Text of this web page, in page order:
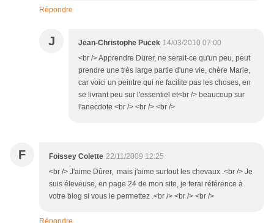
Répondre
J Jean-Christophe Pucek 14/03/2010 07:00
<br /> Apprendre Dürer, ne serait-ce qu'un peu, peut
prendre une très large partie d'une vie, chère Marie,
car voici un peintre qui ne facilite pas les choses, en
se livrant peu sur l'essentiel et<br /> beaucoup sur
l'anecdote <br /> <br /> <br />
F Foissey Colette 22/11/2009 12:25
<br /> J'aime Dûrer, mais j'aime surtout les chevaux .<br /> Je
suis éleveuse, en page 24 de mon site, je ferai référence à
votre blog si vous le permettez .<br /> <br /> <br />
Répondre